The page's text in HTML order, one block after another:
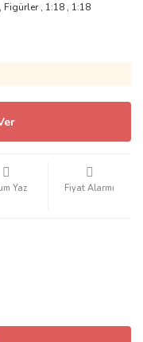
, Figürler, 1:18 , 1:18
Yaz Fiyat Alarmı